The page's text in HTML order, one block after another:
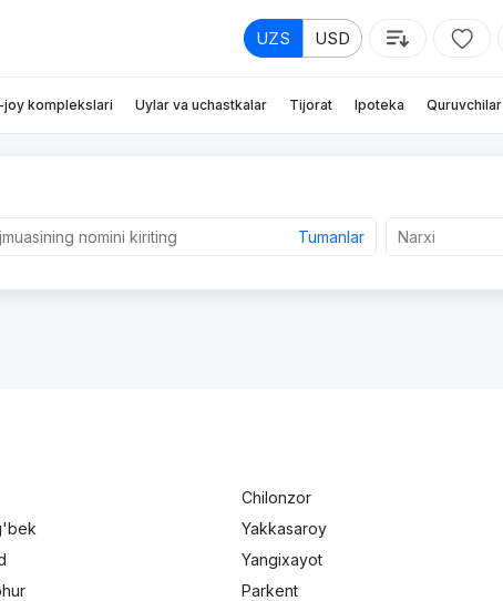
UZS USD
joy komplekslari Uylar va uchastkalar Tijorat Ipoteka Quruvchilar
Tumanlar Narxi
Chilonzor
Yakkasaroy
Yangixayot
Parkent